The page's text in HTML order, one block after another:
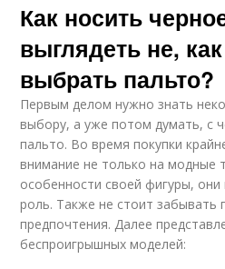
Как носить
выглядеть не,
выбрать пальто?
Первым делом нужно знать
выбору, а уже потом думать, с
пальто. Во время покупки
внимание не только на модные
особенности своей фигуры,
роль. Также не стоит забывать
предпочтения. Далее
беспроигрышных моделей: